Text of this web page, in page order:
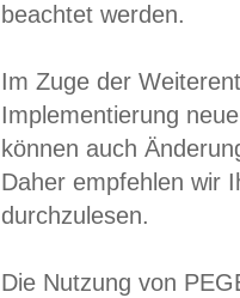
beachtet werden.
Im Zuge der
Implementierung
können auch
Daher empfehlen wir
durchzulesen.
Die Nutzung von